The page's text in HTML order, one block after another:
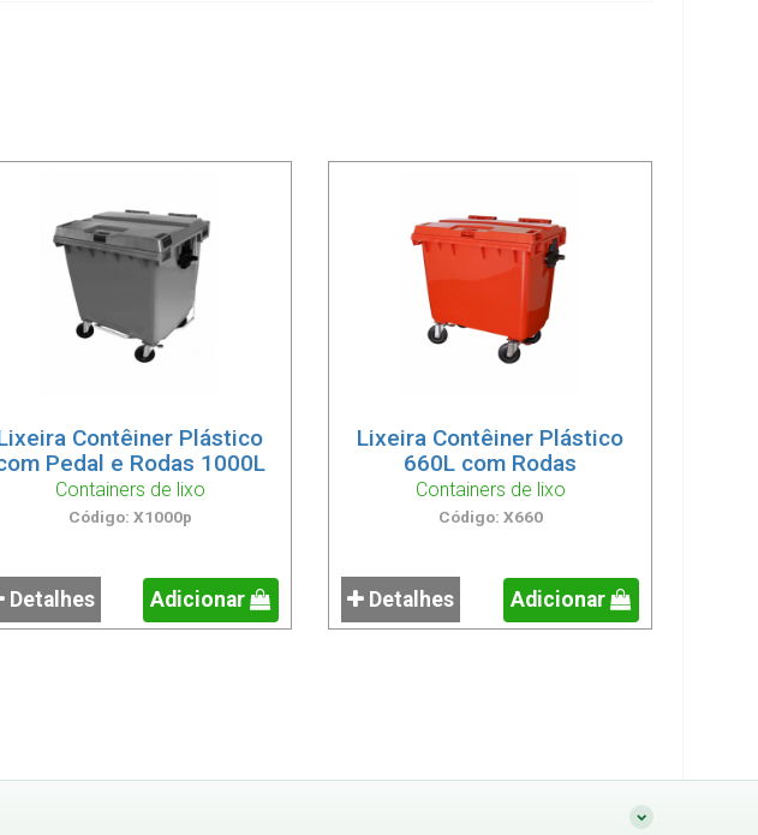
Contêiner Plástico
Pedal e Rodas 1000L
Containers de lixo
Código: X1000p
Detalhes Adicionar
Lixeira Contêiner Plástico
660L com Rodas
Containers de lixo
Código: X660
Detalhes Adicionar